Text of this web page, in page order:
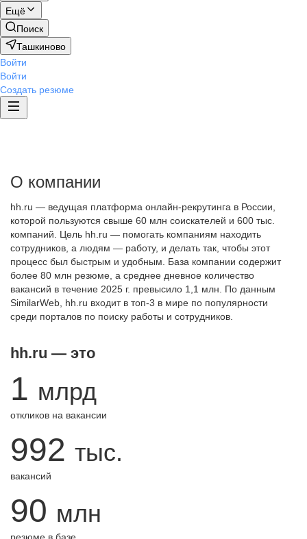
Ещё
Поиск
Ташкиново
Войти
Войти
Создать резюме
О компании
hh.ru — ведущая платформа онлайн-рекрутинга в России,
которой пользуются свыше 60 млн соискателей и 600 тыс.
компаний. Цель hh.ru — помогать компаниям находить
сотрудников, а людям — работу, и делать так, чтобы этот
процесс был быстрым и удобным. База компании содержит
более 80 млн резюме, а среднее дневное количество
вакансий в течение 2025 г. превысило 1,1 млн. По данным
SimilarWeb, hh.ru входит в топ-3 в мире по популярности
среди порталов по поиску работы и сотрудников.
hh.ru — это
1 млрд
откликов на вакансии
992 тыс.
вакансий
90 млн